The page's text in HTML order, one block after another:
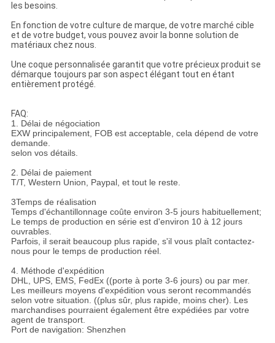
les besoins.
En fonction de votre culture de marque, de votre marché cible
et de votre budget, vous pouvez avoir la bonne solution de
matériaux chez nous.
Une coque personnalisée garantit que votre précieux produit se
démarque toujours par son aspect élégant tout en étant
entièrement protégé.
FAQ:
1. Délai de négociation
EXW principalement, FOB est acceptable, cela dépend de votre
demande.
selon vos détails.
2. Délai de paiement
T/T, Western Union, Paypal, et tout le reste.
3Temps de réalisation
Temps d'échantillonnage coûte environ 3-5 jours habituellement;
Le temps de production en série est d'environ 10 à 12 jours
ouvrables.
Parfois, il serait beaucoup plus rapide, s'il vous plaît contactez-
nous pour le temps de production réel.
4. Méthode d'expédition
DHL, UPS, EMS, FedEx ((porte à porte 3-6 jours) ou par mer.
Les meilleurs moyens d'expédition vous seront recommandés
selon votre situation. ((plus sûr, plus rapide, moins cher). Les
marchandises pourraient également être expédiées par votre
agent de transport.
Port de navigation: Shenzhen